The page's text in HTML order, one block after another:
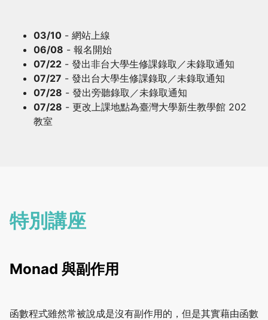
03/10 - 網站上線
06/08 - 報名開始
07/22 - 發出非台大學生修課錄取／未錄取通知
07/27 - 發出台大學生修課錄取／未錄取通知
07/28 - 發出旁聽錄取／未錄取通知
07/28 - 更改上課地點為臺灣大學新生教學館 202
教室
特別講座
Monad 與副作用
函數程式雖然常被說成是沒有副作用的，但是其實藉由函數